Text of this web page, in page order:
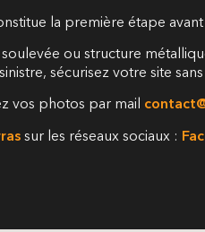
la première étape
ou structure
sécurisez votre site
vos photos par mail
sur les réseaux sociaux :